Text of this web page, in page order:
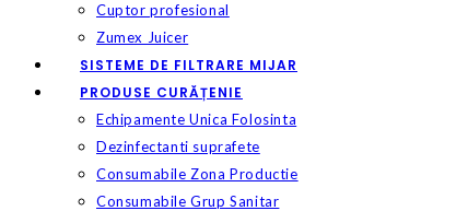
Cuptor profesional
Zumex Juicer
SISTEME DE FILTRARE MIJAR
PRODUSE CURĂȚENIE
Echipamente Unica Folosinta
Dezinfectanti suprafete
Consumabile Zona Productie
Consumabile Grup Sanitar